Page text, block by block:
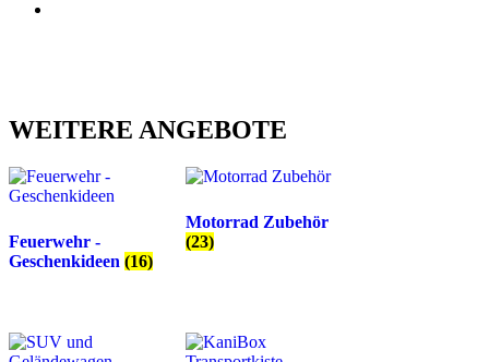
WEITERE ANGEBOTE
Feuerwehr -
Geschenkideen (16)
Motorrad Zubehör
(23)